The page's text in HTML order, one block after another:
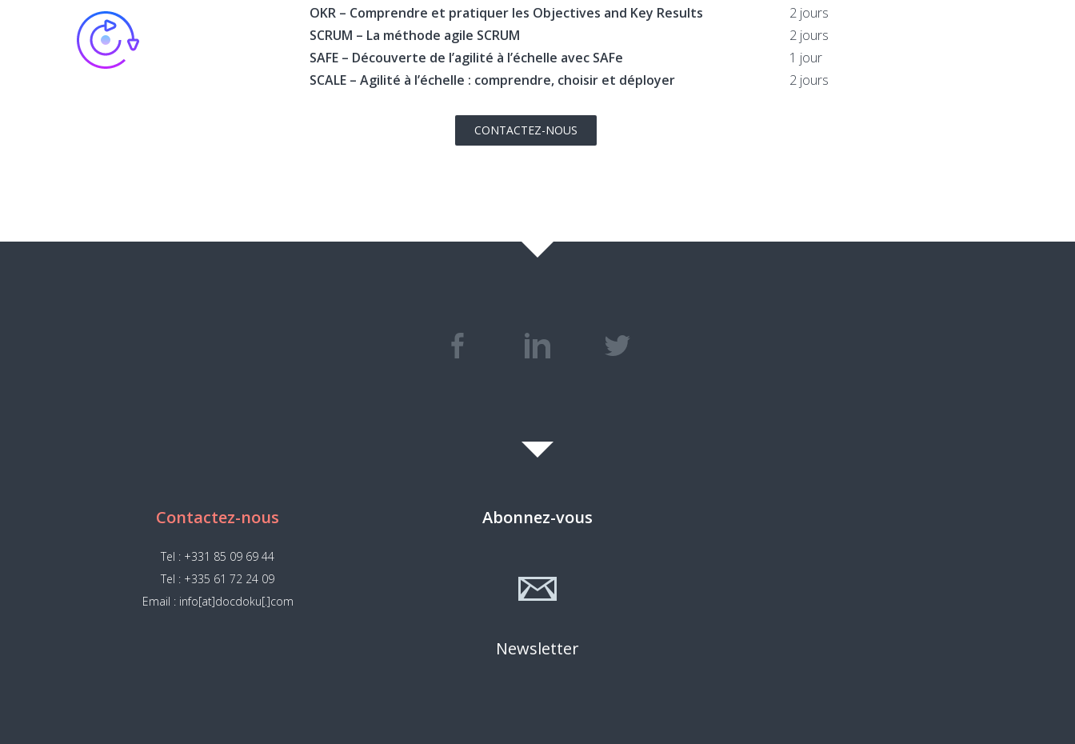
OKR – Comprendre et pratiquer les Objectives and Key Results
SCRUM – La méthode agile SCRUM
SAFE – Découverte de l’agilité à l’échelle avec SAFe
SCALE – Agilité à l’échelle : comprendre, choisir et déployer
2 jours
2 jours
1 jour
2 jours
CONTACTEZ-NOUS
Contactez-nous
Tel : +331 85 09 69 44
Tel : +335 61 72 24 09
Email : info[at]docdoku[.]com
Abonnez-vous
Newsletter